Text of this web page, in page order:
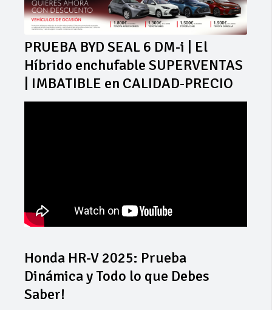
PRUEBA BYD SEAL 6 DM-i | El
Híbrido enchufable SUPERVENTAS
| IMBATIBLE en CALIDAD-PRECIO
Honda HR-V 2025: Prueba
Dinámica y Todo lo que Debes
Saber!